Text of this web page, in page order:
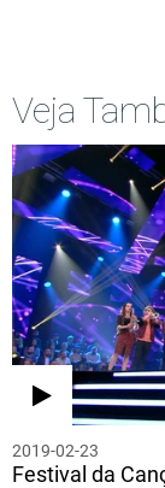
Veja
2019-02-23
Festival da